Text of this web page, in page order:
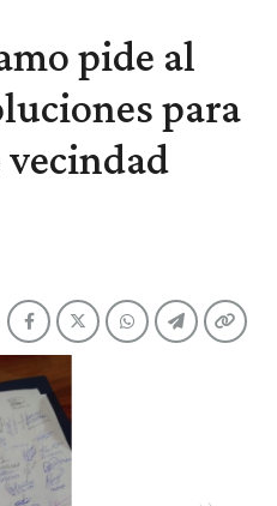
pide al
para